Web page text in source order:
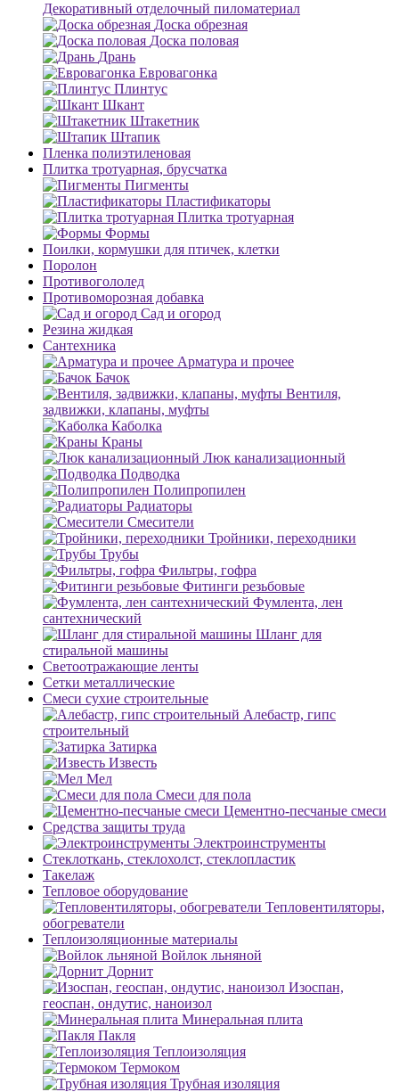
Декоративный отделочный пиломатериал
Доска обрезная
Доска половая
Дрань
Евровагонка
Плинтус
Шкант
Штакетник
Штапик
Пленка полиэтиленовая
Плитка тротуарная, брусчатка
Пигменты
Пластификаторы
Плитка тротуарная
Формы
Поилки, кормушки для птичек, клетки
Поролон
Противогололед
Противоморозная добавка
Сад и огород
Резина жидкая
Сантехника
Арматура и прочее
Бачок
Вентиля,
задвижки, клапаны, муфты
Каболка
Краны
Люк канализационный
Подводка
Полипропилен
Радиаторы
Смесители
Тройники, переходники
Трубы
Фильтры, гофра
Фитинги резьбовые
Фумлента, лен
сантехнический
Шланг для
стиральной машины
Светоотражающие ленты
Сетки металлические
Смеси сухие строительные
Алебастр, гипс
строительный
Затирка
Известь
Мел
Смеси для пола
Цементно-песчаные смеси
Средства защиты труда
Электроинструменты
Стеклоткань, стеклохолст, стеклопластик
Такелаж
Тепловое оборудование
Тепловентиляторы,
обогреватели
Теплоизоляционные материалы
Войлок льняной
Дорнит
Изоспан,
геоспан, ондутис, наноизол
Минеральная плита
Пакля
Теплоизоляция
Термоком
Трубная изоляция